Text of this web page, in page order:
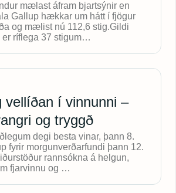
mælast áfram bjartsýnir en
Gallup hækkar um hátt í fjögur
og mælist nú 112,6 stig.Gildi
er ríflega 37 stigum…
vellíðan í vinnunni –
og tryggð
degi besta vinar, þann 8.
fyrir morgunverðarfundi þann 12.
rannsókna á helgun,
fjarvinnu og …